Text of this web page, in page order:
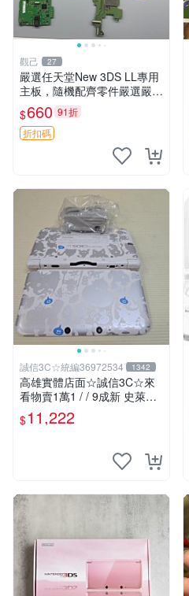
觀己 27
嚴選任天堂New 3DS LL專用
主板，隨機配齊零件嚴選嚴選
任天堂New 3DS LL專用主
板，隨機配齊零件 製作零組
件 拆件零件
$660 91折
折扣碼
誠信3C☆統編36972534 1342
高雄實體店面☆誠信3C☆來
看物賣1萬1 / / 9成新 史萊姆
勇者鬥惡龍 限定版 無改機 任
天堂 3DS LL 日規主機 二手
$11,222